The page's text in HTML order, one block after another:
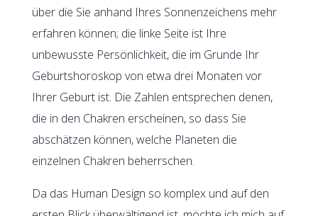
über die Sie anhand Ihres Sonnenzeichens mehr
erfahren können; die linke Seite ist Ihre
unbewusste Persönlichkeit, die im Grunde Ihr
Geburtshoroskop von etwa drei Monaten vor
Ihrer Geburt ist. Die Zahlen entsprechen denen,
die in den Chakren erscheinen, so dass Sie
abschätzen können, welche Planeten die
einzelnen Chakren beherrschen.
Da das Human Design so komplex und auf den